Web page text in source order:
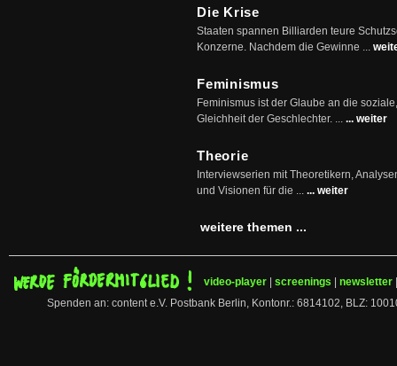
Die Krise
Staaten spannen Billiarden teure
Konzerne. Nachdem die Gewinne ...
Feminismus
Feminismus ist der Glaube an die
Gleichheit der Geschlechter. ... ... weiter
Theorie
Interviewserien mit Theoretikern,
und Visionen für die ... ... weiter
weitere themen ...
video-player screenings newsletter
Spenden an: content e.V. Postbank Berlin, Kontonr.: 6814102, BLZ: